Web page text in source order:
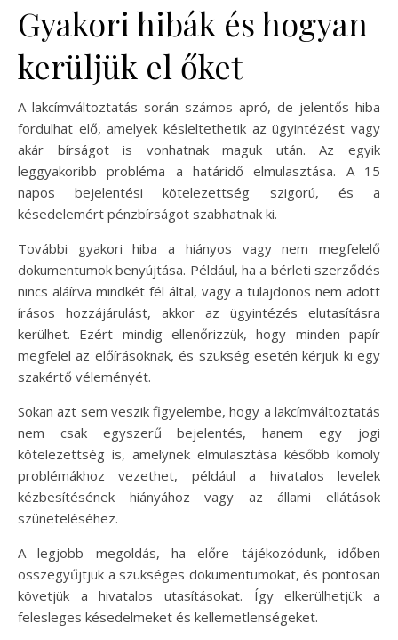
Gyakori hibák és hogyan
kerüljük el őket
A lakcímváltoztatás során számos apró, de jelentős hiba
fordulhat elő, amelyek késleltethetik az ügyintézést vagy
akár bírságot is vonhatnak maguk után. Az egyik
leggyakoribb probléma a határidő elmulasztása. A 15
napos bejelentési kötelezettség szigorú, és a
késedelemért pénzbírságot szabhatnak ki.
További gyakori hiba a hiányos vagy nem megfelelő
dokumentumok benyújtása. Például, ha a bérleti szerződés
nincs aláírva mindkét fél által, vagy a tulajdonos nem adott
írásos hozzájárulást, akkor az ügyintézés elutasításra
kerülhet. Ezért mindig ellenőrizzük, hogy minden papír
megfelel az előírásoknak, és szükség esetén kérjük ki egy
szakértő véleményét.
Sokan azt sem veszik figyelembe, hogy a lakcímváltoztatás
nem csak egyszerű bejelentés, hanem egy jogi
kötelezettség is, amelynek elmulasztása később komoly
problémákhoz vezethet, például a hivatalos levelek
kézbesítésének hiányához vagy az állami ellátások
szüneteléséhez.
A legjobb megoldás, ha előre tájékozódunk, időben
összegyűjtjük a szükséges dokumentumokat, és pontosan
követjük a hivatalos utasításokat. Így elkerülhetjük a
felesleges késedelmeket és kellemetlenségeket.